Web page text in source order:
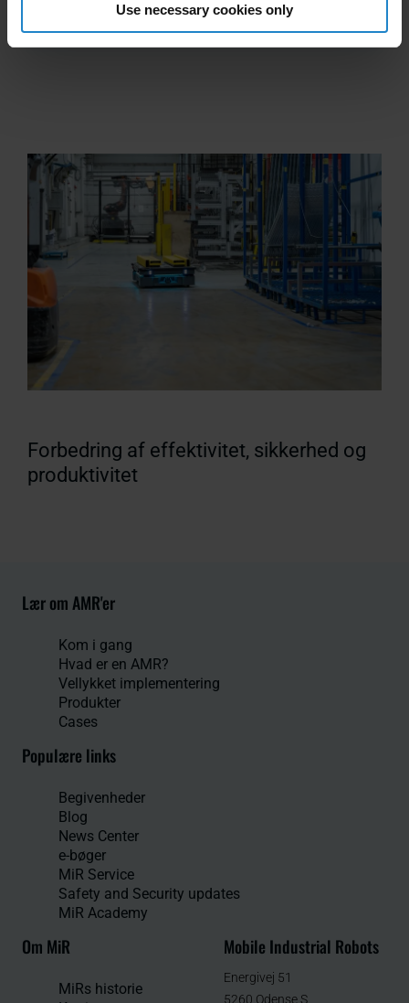
Use necessary cookies only
Forbedring af effektivitet, sikkerhed og
produktivitet
Lær om AMR'er
Kom i gang
Hvad er en AMR?
Vellykket implementering
Produkter
Cases
Populære links
Begivenheder
Blog
News Center
e-bøger
MiR Service
Safety and Security updates
MiR Academy
Om MiR
MiRs historie
Mobile Industrial Robots
Energivej 51
5260 Odense S